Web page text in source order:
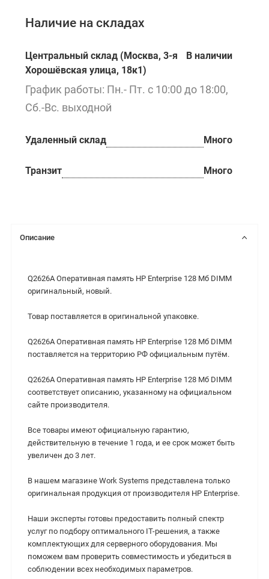
Наличие на складах
Центральный склад (Москва, 3-я
Хорошёвская улица, 18к1)
В наличии
График работы: Пн.- Пт. с 10:00 до 18:00,
Сб.-Вс. выходной
Удаленный склад Много
Транзит Много
Описание
Q2626A Оперативная память HP Enterprise 128 Мб DIMM
оригинальный, новый.
Товар поставляется в оригинальной упаковке.
Q2626A Оперативная память HP Enterprise 128 Мб DIMM
поставляется на территорию РФ официальным путём.
Q2626A Оперативная память HP Enterprise 128 Мб DIMM
cоответствует описанию, указанному на официальном
сайте производителя.
Все товары имеют официальную гарантию,
действительную в течение 1 года, и ее срок может быть
увеличен до 3 лет.
В нашем магазине Work Systems представлена только
оригинальная продукция от производителя HP Enterprise.
Наши эксперты готовы предоставить полный спектр
услуг по подбору оптимального IT-решения, а также
комплектующих для серверного оборудования. Мы
поможем вам проверить совместимость и убедиться в
соблюдении всех необходимых параметров.